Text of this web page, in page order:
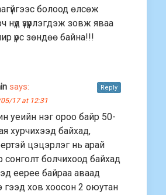
болоод өлсөж
нүд үзүүрлэгдэж зовж яваа
үрс зөндөө байна!!!
says:
17 at 12:31
уеийн нэг ороо байр 50-
хурчихээд байхад,
цэцэрлэг нь арай
сонголт болчихоод байхад
еерее байраа аваад
гээд хов хоосон 2 оюутан
Reply